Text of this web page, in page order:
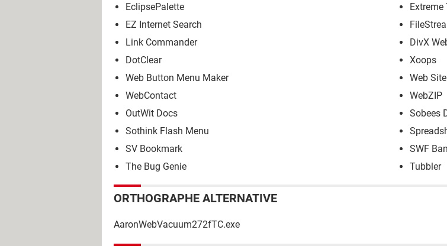
EclipsePalette
EZ Internet Search
Link Commander
DivX
DotClear
Xoops
Web Button Menu Maker
Web
WebContact
WebZIP
OutWit Docs
Sobees
Sothink Flash Menu
SV Bookmark
SWF
The Bug Genie
Tubbler
ORTHOGRAPHE ALTERNATIVE
AaronWebVacuum272fTC.exe